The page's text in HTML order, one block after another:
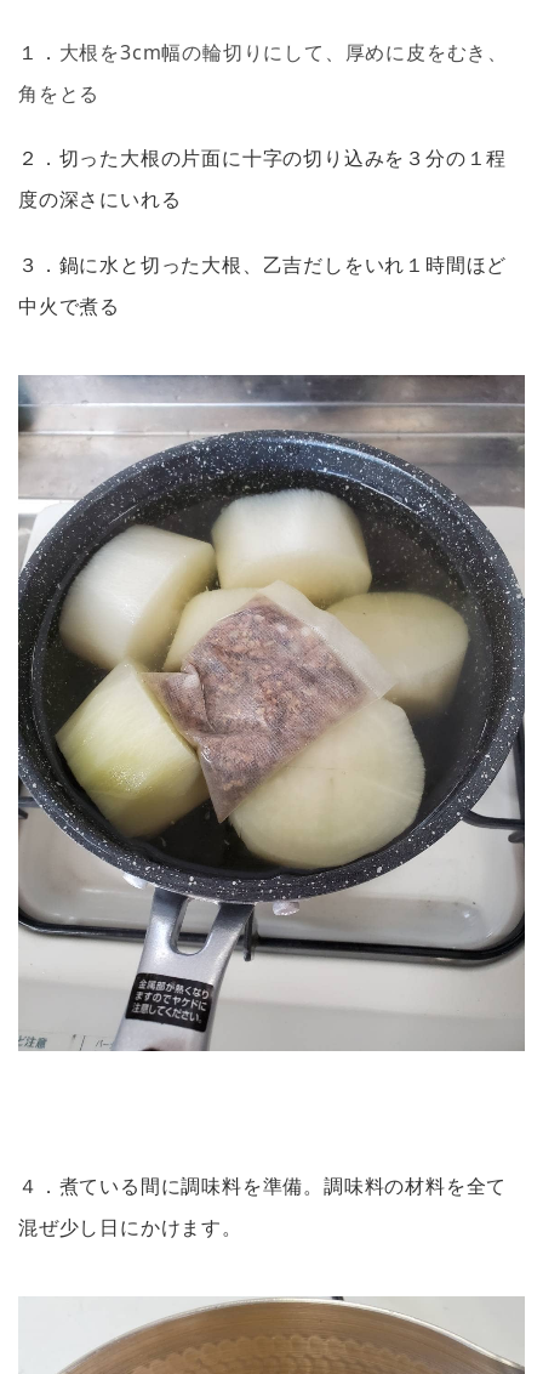
１． 大根を3cm幅の輪切りにして、厚めに皮をむき、
角をとる
２．切った大根の片面に十字の切り込みを３分の１程
度の深さにいれる
３．鍋に水と切った大根、乙吉だしをいれ１時間ほど
中火で煮る
４．煮ている間に調味料を準備。調味料の材料を全て
混ぜ少し日にかけます。